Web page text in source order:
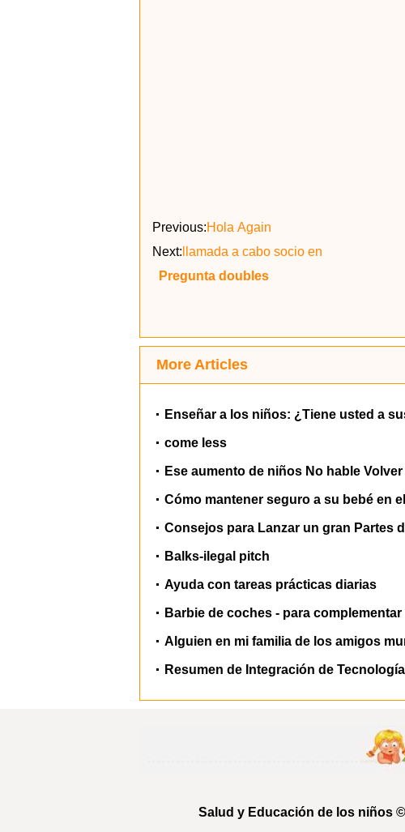
Previous:Hola Again
Next: llamada a cabo socio en
Pregunta doubles
More Articles
Enseñar a los niños: ¿Tiene usted a
come less
Ese aumento de niños No hable Volver
Cómo mantener seguro a su bebé en
Consejos para Lanzar un gran Partes
Balks-ilegal pitch
Ayuda con tareas prácticas diarias
Barbie de coches - para complementar
Alguien en mi familia de los amigos
Resumen de Integración de
Salud y Educación de los niños